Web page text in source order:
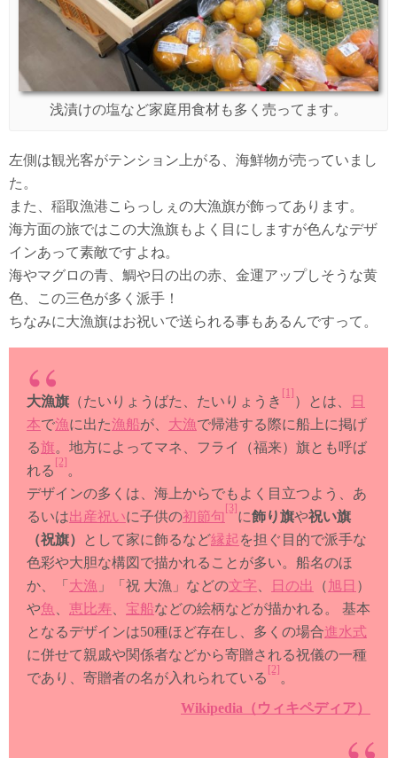
浅漬けの塩など家庭用食材も多く売ってます。
左側は観光客がテンション上がる、海鮮物が売っていまし
た。
また、稲取漁港こらっしぇの大漁旗が飾ってあります。
海方面の旅ではこの大漁旗もよく目にしますが色んなデザ
インあって素敵ですよね。
海やマグロの青、鯛や日の出の赤、金運アップしそうな黄
色、この三色が多く派手！
ちなみに大漁旗はお祝いで送られる事もあるんですって。
大漁旗 （たいりょうばた、たいりょうき
[1]
）とは、
日
本で漁に出た漁船が、 大漁で帰港する際に船上に掲げ
る旗。地方によってマネ、フライ（福来）旗とも呼ば
れる
[2]
。
デザインの多くは、海上からでもよく目立つよう、あ
るいは出産祝いに子供の初節句
[3]
に飾り旗や祝い旗
（祝旗）
として家に飾るなど縁起 を担ぐ目的で派手な
色彩や大胆な構図で描かれることが多い。船名のほ
か、「 大漁 」「祝 大漁」などの文字 日の出 （旭日 ）
や魚 恵比寿 宝船などの絵柄などが描かれる。 基本
となるデザインは50種ほど存在し、多くの場合進水式
に併せて親戚や関係者などから寄贈される祝儀の一種
であり、寄贈者の名が入れられている
[2]
。
Wikipedia（ウィキペディア）